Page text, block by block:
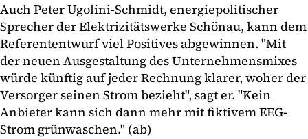
Auch Peter Ugolini-Schmidt, energiepolitischer
Sprecher der Elektrizitätswerke Schönau, kann dem
Referententwurf viel Positives abgewinnen. "Mit
der neuen Ausgestaltung des Unternehmensmixes
würde künftig auf jeder Rechnung klarer, woher der
Versorger seinen Strom bezieht", sagt er. "Kein
Anbieter kann sich dann mehr mit fiktivem EEG-
Strom grünwaschen." (ab)